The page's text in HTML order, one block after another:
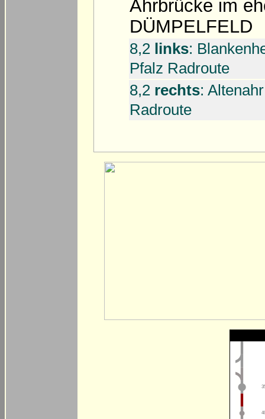
Ahrbrücke im
DÜMPELFELD
8,2 links:
Pfalz Radroute
8,2 rechts:
Radroute